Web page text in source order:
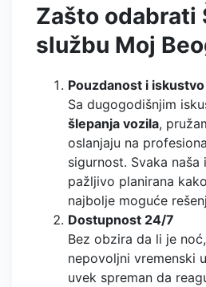
Zašto odabrati
službu Moj
Pouzdanost i iskustvo
Sa dugogodišnjim
šlepanja vozila,
oslanjaju na
sigurnost. Svaka naša
pažljivo planirana
najbolje moguće
Dostupnost 24/7
Bez obzira da li je
nepovoljni vremenski
uvek spreman da